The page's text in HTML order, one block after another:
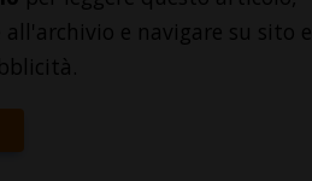
all'archivio e navigare su sito e